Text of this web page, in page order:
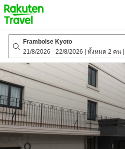
to
top
page
Framboise Kyoto
21/8/2026 - 22/8/2026 ทั้งหมด 2 คน